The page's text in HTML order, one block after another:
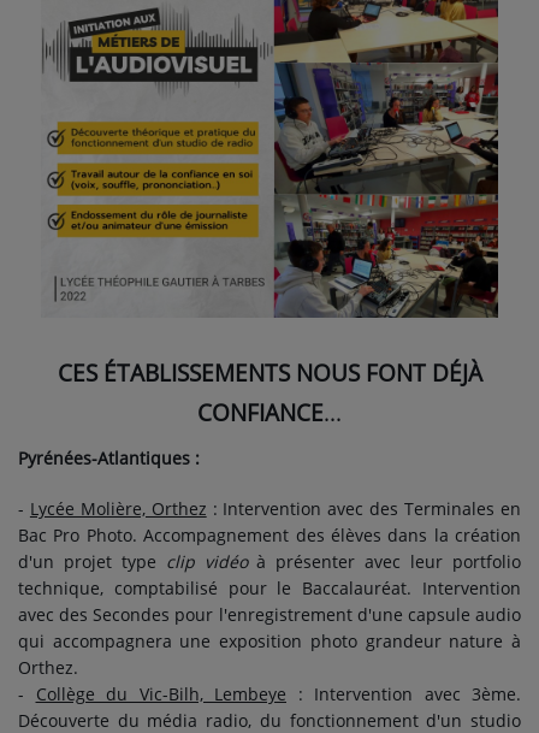
CES ÉTABLISSEMENTS NOUS FONT DÉJÀ
CONFIANCE...
Pyrénées-Atlantiques :
- Lycée Molière, Orthez : Intervention avec des Terminales en
Bac Pro Photo. Accompagnement des élèves dans la création
d'un projet type clip vidéoà présenter avec leur portfolio
technique, comptabilisé pour le Baccalauréat. Intervention
avec des Secondes pour l'enregistrement d'une capsule audio
qui accompagnera une exposition photo grandeur nature à
Orthez.
- Collège du Vic-Bilh, Lembeye : Intervention avec 3ème.
Découverte du média radio, du fonctionnement d'un studio